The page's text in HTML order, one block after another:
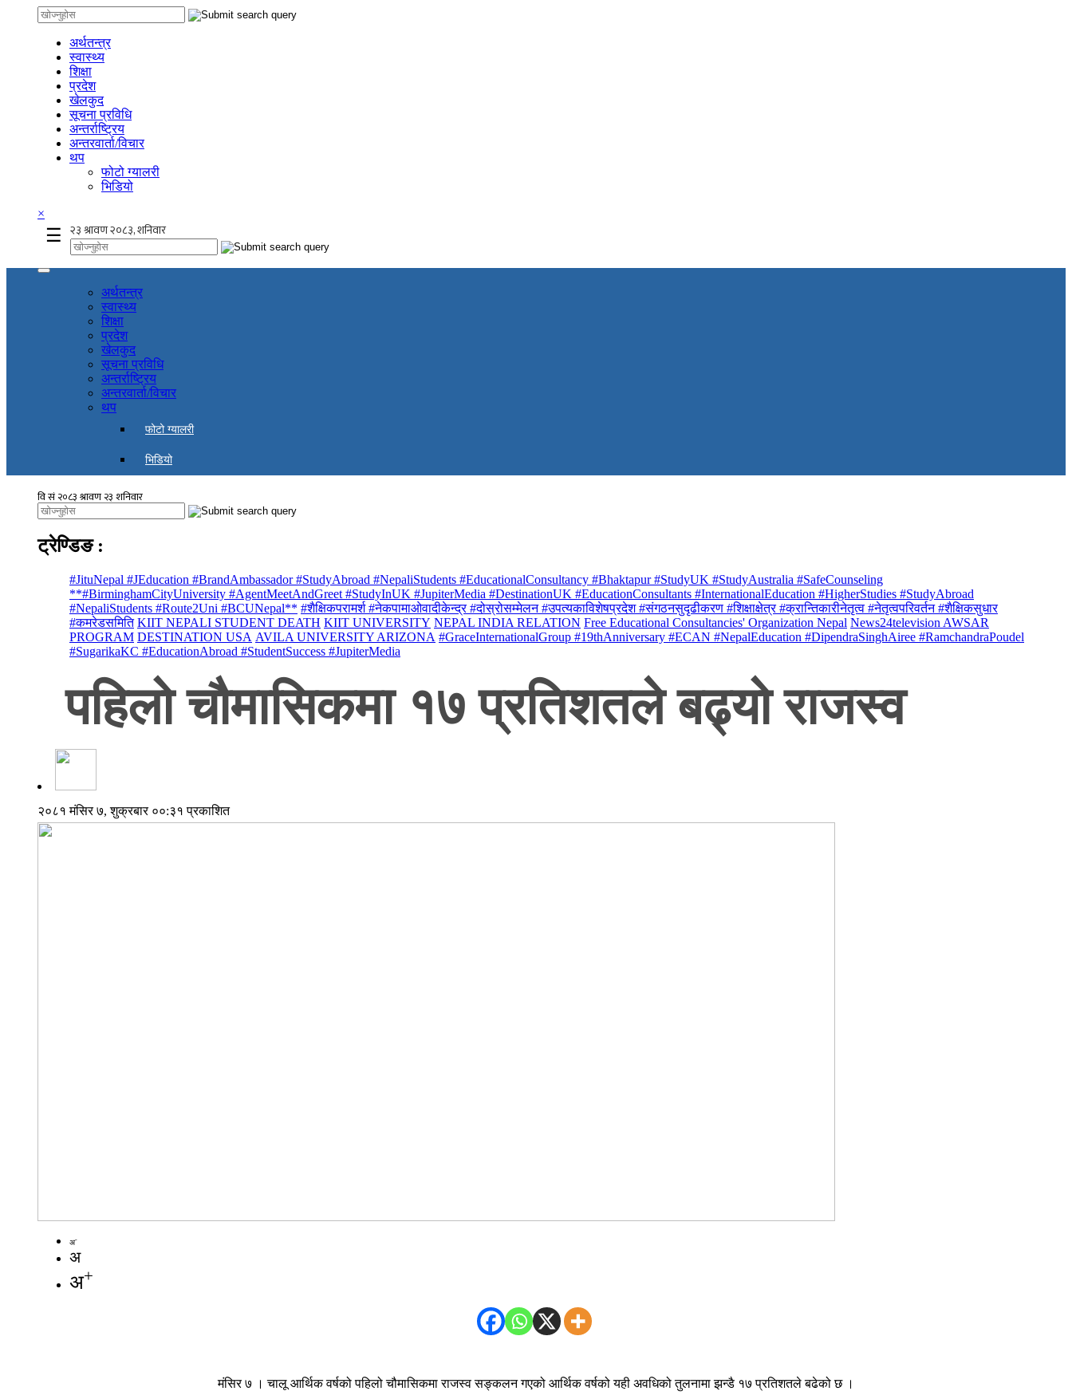
अर्थतन्त्र
स्वास्थ्य
शिक्षा
प्रदेश
खेलकुद
सूचना प्रविधि
अन्तर्राष्ट्रिय
अन्तरवार्ता/विचार
थप
फोटो ग्यालरी
भिडियो
×
☰
अर्थतन्त्र
स्वास्थ्य
शिक्षा
प्रदेश
खेलकुद
सूचना प्रविधि
अन्तर्राष्ट्रिय
अन्तरवार्ता/विचार
थप
फोटो ग्यालरी
भिडियो
ट्रेण्डिङ :
#JituNepal #JEducation #BrandAmbassador #StudyAbroad #NepaliStudents #EducationalConsultancy #Bhaktapur #StudyUK #StudyAustralia #SafeCounseling
**#BirminghamCityUniversity #AgentMeetAndGreet #StudyInUK #JupiterMedia #DestinationUK #EducationConsultants #InternationalEducation #HigherStudies #StudyAbroad
#NepaliStudents #Route2Uni #BCUNepal** #शैक्षिकपरामर्श #नेकपामाओवादीकेन्द्र #दोस्रोसम्मेलन #उपत्यकाविशेषप्रदेश #संगठनसुदृढीकरण #शिक्षाक्षेत्र #क्रान्तिकारीनेतृत्व #नेतृत्वपरिवर्तन #शैक्षिकसुधार
#कमरेडसमिति KIIT NEPALI STUDENT DEATH KIIT UNIVERSITY NEPAL INDIA RELATION Free Educational Consultancies' Organization Nepal News24television AWSAR
PROGRAM DESTINATION USA AVILA UNIVERSITY ARIZONA #GraceInternationalGroup #19thAnniversary #ECAN #NepalEducation #DipendraSinghAiree #RamchandraPoudel
#SugarikaKC #EducationAbroad #StudentSuccess #JupiterMedia
पहिलो चौमासिकमा १७ प्रतिशतले बढ्यो राजस्व
२०८१ मंसिर ७, शुक्रबार ००:३१ प्रकाशित
अ-
अ
अ+
मंसिर ७ । चालू आर्थिक वर्षको पहिलो चौमासिकमा राजस्व सङ्कलन गएको आर्थिक वर्षको यही अवधिको तुलनामा झन्डै १७ प्रतिशतले बढेको छ ।